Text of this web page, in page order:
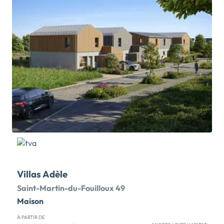
commun. Elle se trouve également proche du cœur de
ville d’Angers où se côtoient tous les services et
commerces du quotidien. Composé d'appartements
neufs de 2 à 4 pièces, ce complexe moderne s'articule
autour d'un cœur d'îlot verdoyant, ramenant la nature
à votre porte. À l'intérieur, les plans sont généreux et
lumineux, bénéficiant d'isolations phoniques et
thermiques de pointe. Chaque appartement de la
résidence « Wood Garden » est pensé pour offrir une
très grande fonctionnalité avec des séjours de grands
volumes. Ils profitent tous d’une luminosité
exceptionnelle grâce aux larges baies vitrées
donnant sur les […] Voir le programme immobilier
Villas Adèle
Saint-Martin-du-Fouilloux 49
Maison
À PARTIR DE